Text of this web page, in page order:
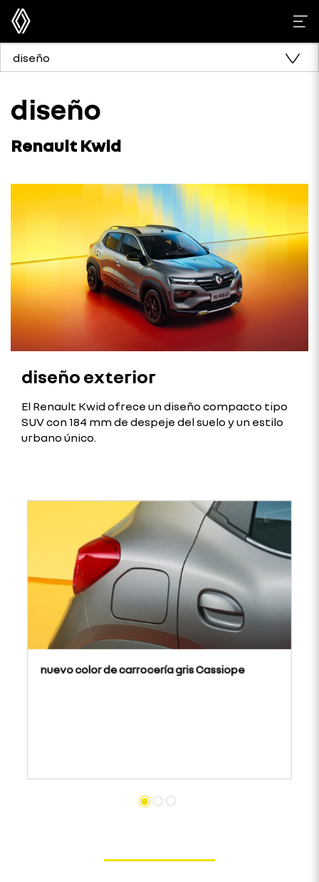
diseño
diseño
Renault Kwid
diseño exterior
El Renault Kwid ofrece un diseño compacto tipo
SUV con 184 mm de despeje del suelo y un estilo
urbano único.
nuevo color de carrocería gris Cassiope